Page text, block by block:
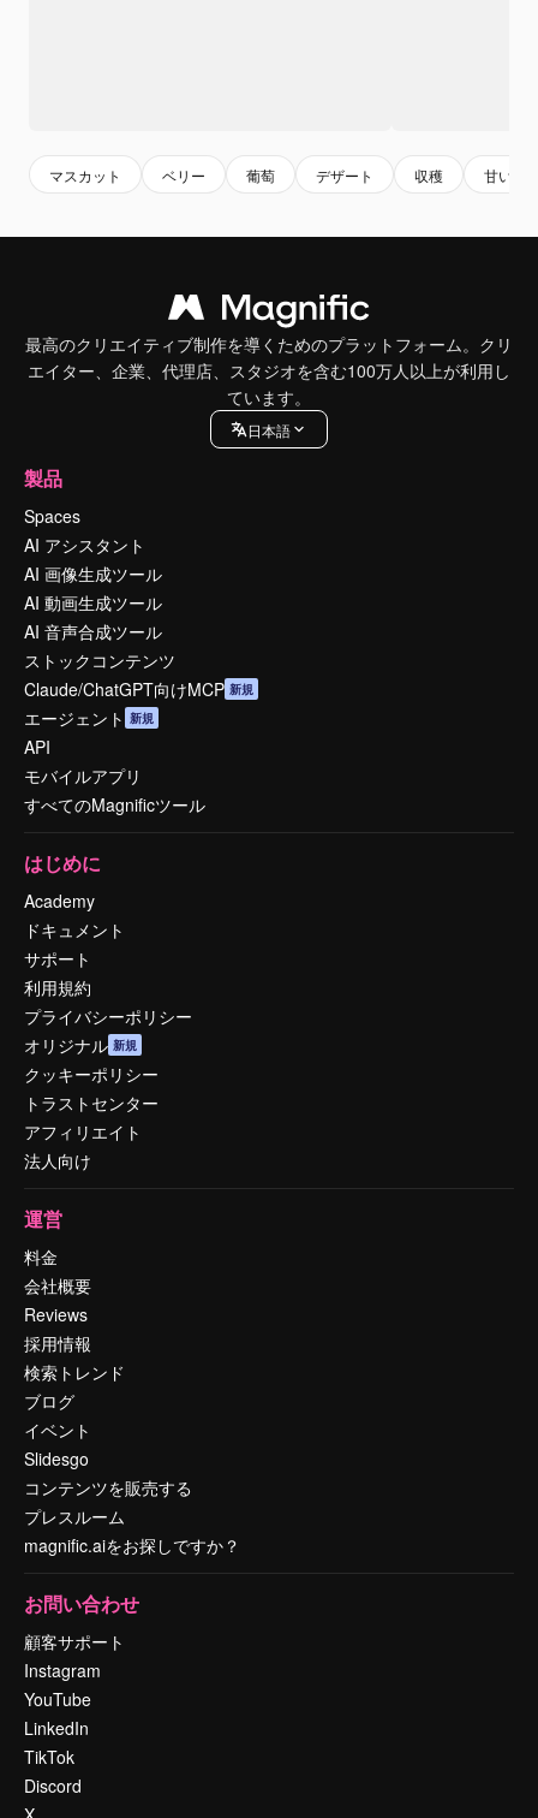
マスカット ベリー 葡萄 デザート 収穫 甘い
最高のクリエイティブ制作を導くためのプラットフォーム。クリ
エイター、企業、代理店、スタジオを含む100万人以上が利用し
ています。
日本語
製品
Spaces
AI アシスタント
AI 画像生成ツール
AI 動画生成ツール
AI 音声合成ツール
ストックコンテンツ
Claude/ChatGPT向けMCP 新規
エージェント 新規
API
モバイルアプリ
すべてのMagnificツール
はじめに
Academy
ドキュメント
サポート
利用規約
プライバシーポリシー
オリジナル 新規
クッキーポリシー
トラストセンター
アフィリエイト
法人向け
運営
料金
会社概要
Reviews
採用情報
検索トレンド
ブログ
イベント
Slidesgo
コンテンツを販売する
プレスルーム
magnific.aiをお探しですか？
お問い合わせ
顧客サポート
Instagram
YouTube
LinkedIn
TikTok
Discord